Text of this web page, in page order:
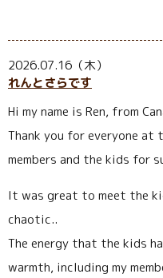
2026.07.16（木）
れんとさらです
Hi my name is Ren, from
Thank you for everyone
members and the kids for
It was great to meet the
chaotic..
The energy that the kids
warmth, including my